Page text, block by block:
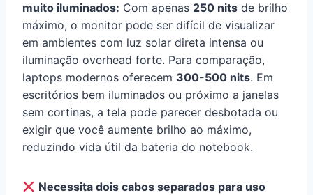
muito iluminados: Com apenas 250 nits de brilho
máximo, o monitor pode ser difícil de visualizar
em ambientes com luz solar direta intensa ou
iluminação overhead forte. Para comparação,
laptops modernos oferecem 300-500 nits. Em
escritórios bem iluminados ou próximo a janelas
sem cortinas, a tela pode parecer desbotada ou
exigir que você aumente brilho ao máximo,
reduzindo vida útil da bateria do notebook.
Necessita dois cabos separados para uso